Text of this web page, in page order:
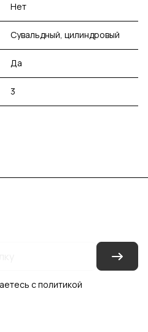
Нет
Сувальдный, цилиндровый
Да
3
сполитикой